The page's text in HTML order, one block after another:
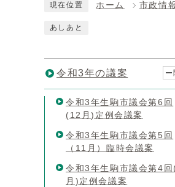
現在位置 ホーム 市政情
あしあと
令和3年の議案
令和3年生駒市議会第6回
(12月)定例会議案
令和3年生駒市議会第5回
（11月）臨時会議案
令和3年生駒市議会第4回
月)定例会議案